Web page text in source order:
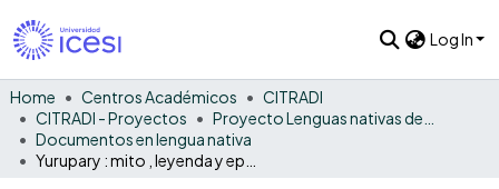
Log In
Home Centros Académicos
CITRADI
CITRADI - Proyectos
Documentos en lengua nativa